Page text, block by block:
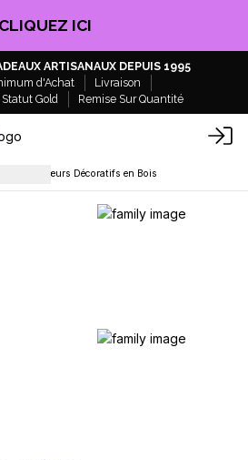
CLIQUEZ ICI
ARTISANAUX DEPUIS 1995
d'Achat
Livraison
Gold
Remise Sur Quantité
Cœurs Décoratifs en Bois